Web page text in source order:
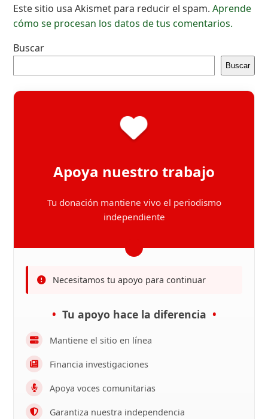
Este sitio usa Akismet para reducir el spam.Aprende
cómo se procesan los datos de tus comentarios.
Buscar
Buscar
Apoya nuestro trabajo
Tu donación mantiene vivo el periodismo
independiente
Necesitamos tu apoyo para continuar
Tu apoyo hace la diferencia
Mantiene el sitio en línea
Financia investigaciones
Apoya voces comunitarias
Garantiza nuestra independencia